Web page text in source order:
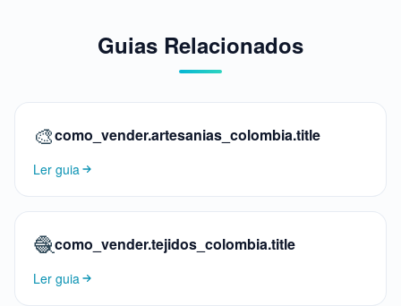
Guias Relacionados
🎨como_vender.artesanias_colombia.title
Ler guia
🧶como_vender.tejidos_colombia.title
Ler guia